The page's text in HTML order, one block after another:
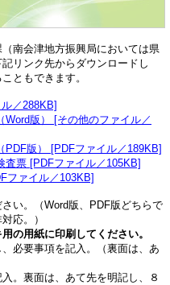
南会津地方振興局においては県
リンク先からダウンロードし
ともできます。
／288KB]
版） [その他のファイル／
版） [PDFファイル／189KB]
票 [PDFファイル／105KB]
ァイル／103KB]
い。（Word版、PDF版どちらで
応。）
の用紙に印刷してください。
必要事項を記入。（裏面は、あ
裏面は、あて先を明記し、８